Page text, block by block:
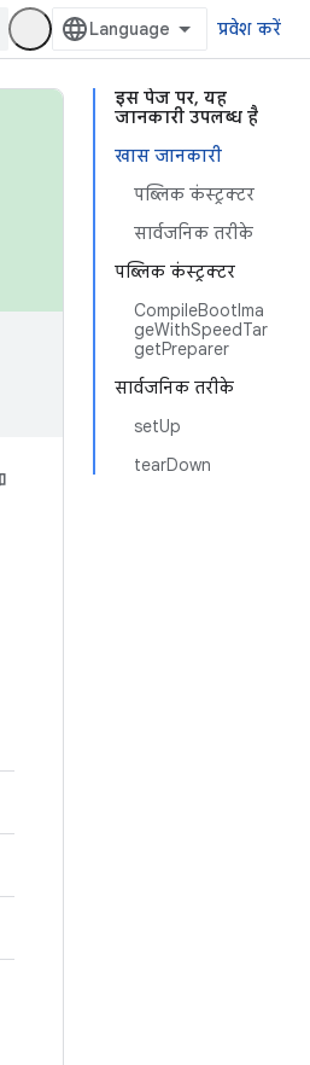
प्रवेश करें
इस पेज पर, यह
जानकारी उपलब्ध है
खास जानकारी
पब्लिक कंस्ट्रक्टर
सार्वजनिक तरीके
पब्लिक कंस्ट्रक्टर
CompileBootIma
geWithSpeedTar
getPreparer
सार्वजनिक तरीके
setUp
tearDown